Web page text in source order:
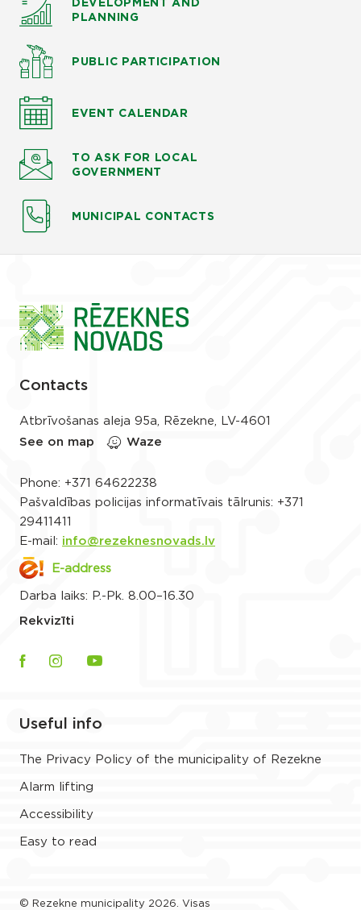
DEVELOPMENT AND
PLANNING
PUBLIC PARTICIPATION
EVENT CALENDAR
TO ASK FOR LOCAL
GOVERNMENT
MUNICIPAL CONTACTS
Contacts
Atbrīvošanas aleja 95a, Rēzekne, LV-4601
See on map
Waze
Phone: +371 64622238
Pašvaldības policijas informatīvais tālrunis: +371
29411411
E-mail: info@rezeknesnovads.lv
E-address
Darba laiks: P.-Pk. 8.00–16.30
Rekvizīti
Useful info
The Privacy Policy of the municipality of Rezekne
Alarm lifting
Accessibility
Easy to read
© Rezekne municipality 2026. Visas